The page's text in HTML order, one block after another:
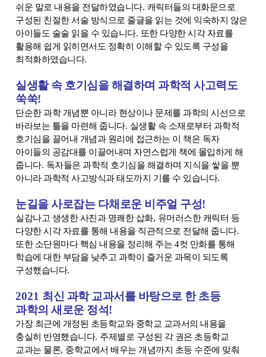
쉬운 말로 내용을 전달하였습니다. 캐릭터들의 대화문으로
구성된 친절한 서술 방식으로 줄글을 읽는 것에 익숙하지 않은
아이들도 술술 읽을 수 있습니다. 또한 다양한 시각 자료를
활용해 쉽게 읽히면서도 정확히 이해할 수 있도록 구성을
최적화하였습니다.
실생활 속 호기심을 해결하며 과학적 사고력도
쑥쑥!
단순한 과학 개념뿐 아니라 현상이나 문제를 과학의 시선으로
바라보는 틀을 마련해 줍니다. 실생활 속 소재로부터 과학적
호기심을 끌어내 개념과 원리에 접근하는 이 책은 독자
아이들의 공감대를 이끌어내며 자연스럽게 책에 몰입하게 해
줍니다. 독자들은 과학적 호기심을 해결하며 지식을 쌓을 뿐
아니라 과학적 사고방식과 태도까지 기를 수 있습니다.
눈길을 사로잡는 다채로운 비주얼 구성!
실감나고 생생한 사진과 명쾌한 삽화, 유머러스한 캐릭터 등
다양한 시각 자료를 통해 내용을 직관적으로 전달해 줍니다.
또한 소단원마다 핵심 내용을 정리해 주는 4컷 만화를 통해
학습에 대한 부담을 낮추고 과학이 즐거운 과목이 되도록
구성했습니다.
2021 최신 과학 교과서를 바탕으로 한 초등
과학의 새로운 정석!
가장 최근에 개정된 초등학교와 중학교 교과서의 내용을
충실히 반영했습니다. 주제별로 구성된 각 권은 초등학교
교과는 물론, 중학교에서 배우는 개념까지 초등 수준에 맞춰